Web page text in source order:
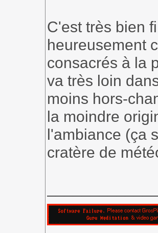
C'est très bien
heureusement
consacrés à la
va très loin
moins hors-
la moindre
l'ambiance (ça
cratère de